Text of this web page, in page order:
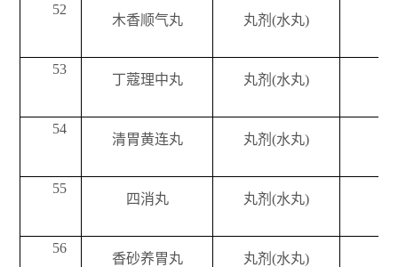
52
木香顺气丸 丸剂(水丸)
53
丁蔻理中丸 丸剂(水丸)
54
清胃黄连丸 丸剂(水丸)
55
四消丸 丸剂(水丸)
56
香砂养胃丸 丸剂(水丸)